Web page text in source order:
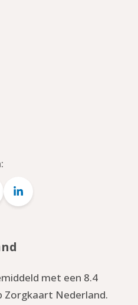
Logo
met een 8.4
Zorgkaart Nederland.